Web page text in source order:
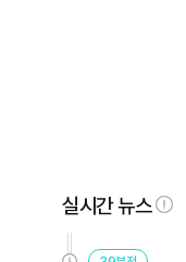
실시간 뉴스